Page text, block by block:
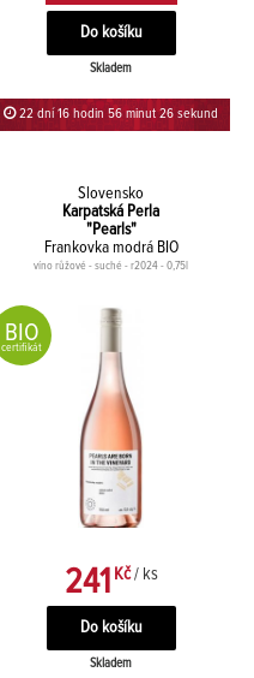
Skladem
22 dní 16 hodin 56 minut 26 sekund
Slovensko
Karpatská Perla
"Pearls"
Frankovka modrá BIO
víno růžové - suché - r2024 - 0,75l
BIO
certifikát
241 Kč / ks
Skladem